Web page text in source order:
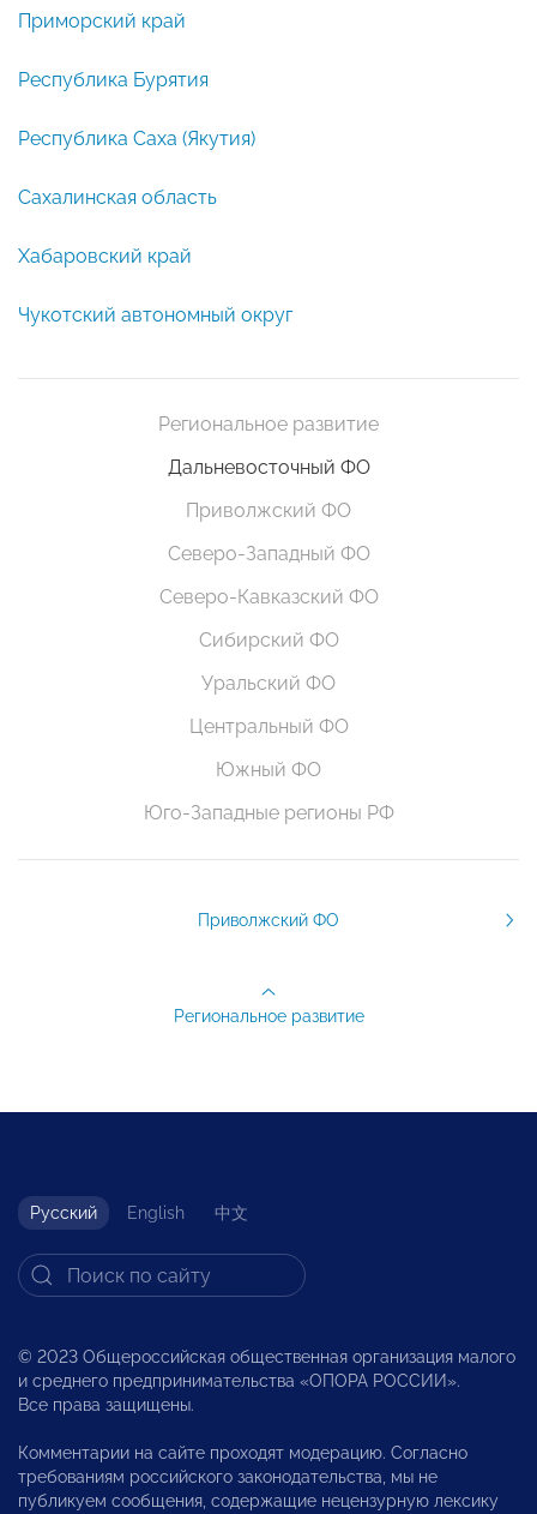
Приморский край
Республика Бурятия
Республика Саха (Якутия)
Сахалинская область
Хабаровский край
Чукотский автономный округ
Региональное развитие
Дальневосточный ФО
Приволжский ФО
Северо-Западный ФО
Северо-Кавказский ФО
Сибирский ФО
Уральский ФО
Центральный ФО
Южный ФО
Юго-Западные регионы РФ
Приволжский ФО
Региональное развитие
Русский English 中文
© 2023 Общероссийская общественная организация малого
и среднего предпринимательства «ОПОРА РОССИИ».
Все права защищены.
Комментарии на сайте проходят модерацию. Согласно
требованиям российского законодательства, мы не
публикуем сообщения, содержащие нецензурную лексику